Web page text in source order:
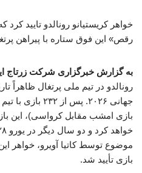
رقص» این فوق ستاره با پیراهن
به گزارش خبرگزاری شرکت زرتاج
رونالدو در تیم ملی پرتغال ظاهراً
جهانی ۲۰۲۶. پس
بازی امشب مقابل کرواسی)، این
موضوع توسط کاتیا آویرو، خواهر
بازی تأیید شد.